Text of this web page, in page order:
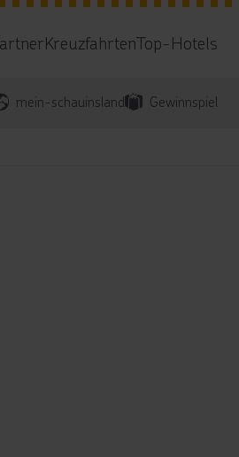
KreuzfahrtenTop-Hotels
mein-schauinsland Gewinnspiel